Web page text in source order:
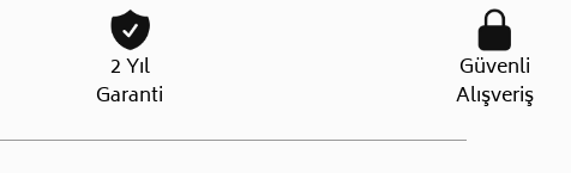
2 Yıl
Garanti
Güvenli
Alışveriş